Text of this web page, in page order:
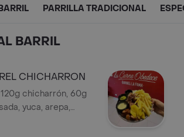
PARRILLA TRADICIONAL
BARRIL
CHICHARRON
chicharrón, 60g
yuca, arepa,
y salsas de la